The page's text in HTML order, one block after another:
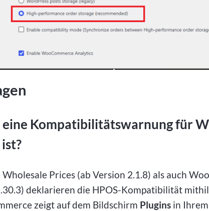
Kompatibilitätswarnung für
Prices (ab Version 2.1.8) als auch
deklarieren die HPOS-Kompatibilität
zeigt auf dem Bildschirm Plugins in